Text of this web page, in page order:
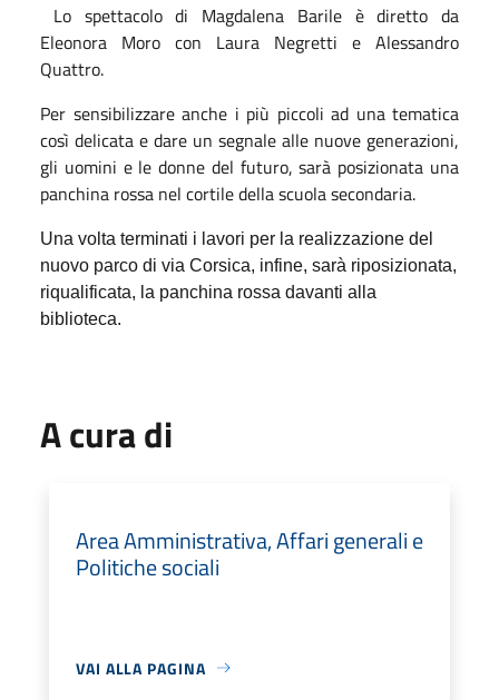
Lo spettacolo di Magdalena Barile è diretto da
Eleonora Moro con Laura Negretti e Alessandro
Quattro.
Per sensibilizzare anche i più piccoli ad una tematica
così delicata e dare un segnale alle nuove generazioni,
gli uomini e le donne del futuro, sarà posizionata una
panchina rossa nel cortile della scuola secondaria.
Una volta terminati i lavori per la realizzazione del
nuovo parco di via Corsica, infine, sarà riposizionata,
riqualificata, la panchina rossa davanti alla
biblioteca.
A cura di
Area Amministrativa, Affari generali e
Politiche sociali
VAI ALLA PAGINA